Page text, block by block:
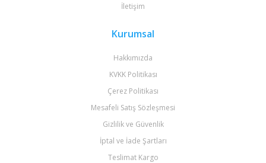
İletişim
Kurumsal
Hakkımızda
KVKK Politikası
Çerez Politikası
Mesafeli Satış Sözleşmesi
Gizlilik ve Güvenlik
İptal ve İade Şartları
Teslimat Kargo